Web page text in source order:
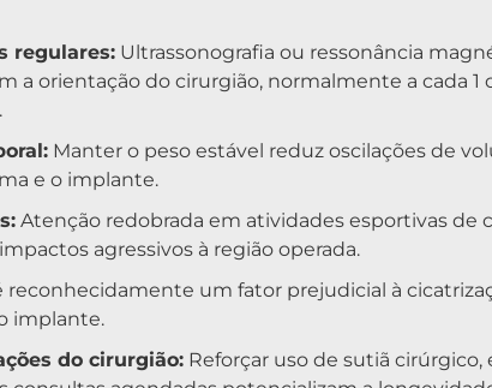
regulares: Ultrassonografia ou ressonância
a orientação do cirurgião, normalmente a cada 1
Manter o peso estável reduz oscilações de
e o implante.
Atenção redobrada em atividades esportivas de
agressivos à região operada.
reconhecidamente um fator prejudicial à
implante.
do cirurgião: Reforçar uso de sutiã cirúrgico,